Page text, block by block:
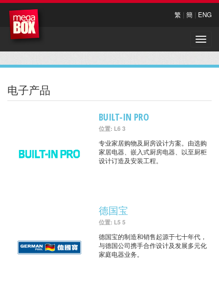
繁 | 簡 | ENG
Toggle
电子产品
BUILT-IN PRO
位置: L6 3
专业家居购物及厨房设计方案。由选购
家居电器、嵌入式厨房电器、以至厨柜
设计订造及安装工程。
德国宝
位置: L5 5
德国宝的制造和销售起源于七十年代，
与德国公司携手合作设计及发展多元化
家庭电器业务。